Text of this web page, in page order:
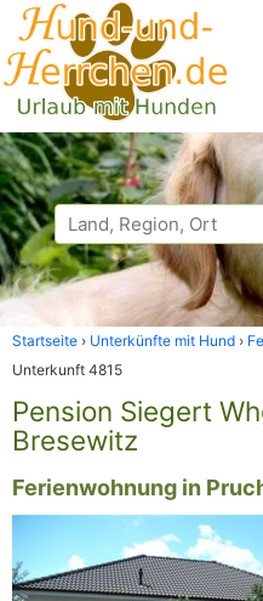
Startseite Unterkünfte mit Hund
Unterkunft 4815
Pension Siegert
Bresewitz
Ferienwohnung in